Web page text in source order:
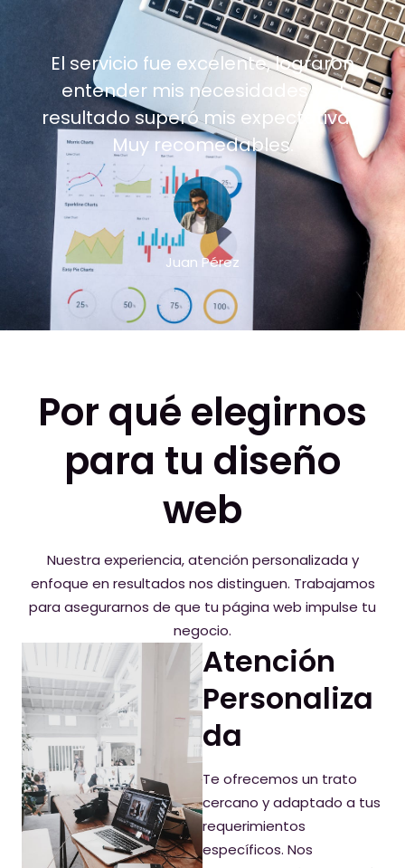
El servicio fue excelente, lograron
entender mis necesidades y el
resultado superó mis expectativas.
Muy recomedables.
Juan Pérez
Por qué elegirnos
para tu diseño
web
Nuestra experiencia, atención personalizada y
enfoque en resultados nos distinguen. Trabajamos
para asegurarnos de que tu página web impulse tu
negocio.
Atención
Personaliza
da
Te ofrecemos un trato
cercano y adaptado a tus
requerimientos
específicos. Nos